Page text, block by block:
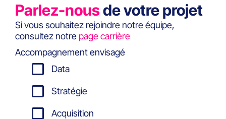
Parlez-nousde votre projet
Si vous souhaitez rejoindre notre équipe,
consultez notre page carrière
Accompagnement envisagé
Data
Stratégie
Acquisition